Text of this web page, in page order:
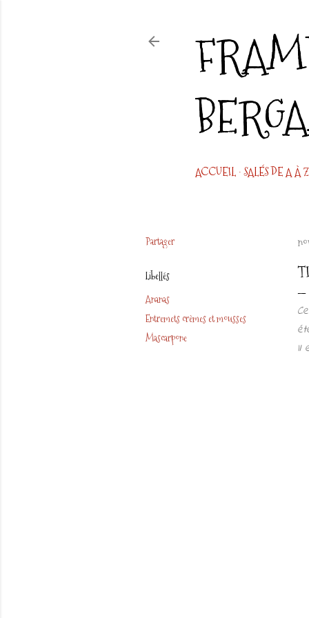
ACCUEIL SALÉS DE A À Z
Partager
Libellés
Ananas
Entremets crèmes et mousses
Mascarpone
Il